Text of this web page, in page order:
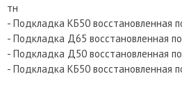
тн
- Подкладка КБ50 восстановленная
- Подкладка Д65 восстановленная
- Подкладка Д50 восстановленная
- Подкладка КБ50 восстановленная